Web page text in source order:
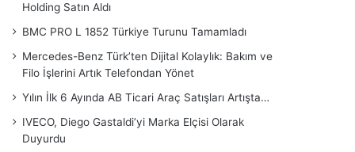
Holding Satın Aldı
BMC PRO L 1852 Türkiye Turunu Tamamladı
Mercedes-Benz Türk’ten Dijital Kolaylık: Bakım ve
Filo İşlerini Artık Telefondan Yönet
Yılın İlk 6 Ayında AB Ticari Araç Satışları Artışta…
IVECO, Diego Gastaldi’yi Marka Elçisi Olarak
Duyurdu